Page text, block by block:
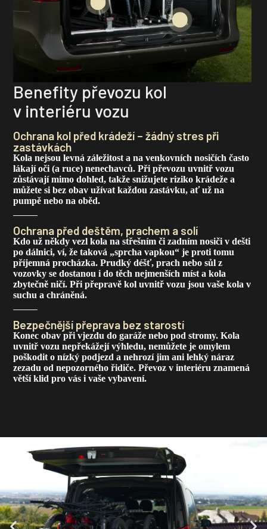
Benefity převozu kol
v interiéru vozu
Ochrana kol před krádeží – žádný stres při
zastávkách
Kola nejsou levná záležitost a na venkovních nosičích často
lákají oči (a ruce) nenechavců. Při převozu uvnitř vozu
zůstávají mimo dohled, takže snižujete riziko krádeže a
můžete si bez obav užívat každou zastávku, ať už na
pumpě nebo na oběd.
Ochrana před deštěm, prachem a solí
Kdo už někdy vezl kola na střešním či zadním nosiči v dešti
po dálnici, ví, že taková „sprcha vapkou“ je proti tomu
příjemná procházka. Prudký déšť, prach nebo sůl z
vozovky se dostanou i do těch nejmenších míst a kola
zbytečně ničí. Při přepravě kol uvnitř vozu jsou vaše kola v
suchu a chráněná.
Bezpečnější přeprava bez starostí
Konec obav při vjezdu do garáže nebo pod stromy. Kola
uvnitř vozu nepřekážejí výhledu, nemůžete je omylem
poškodit o nízký podjezd a nehrozí jim ani lehký náraz
zezadu od nepozorného řidiče. Převoz v interiéru znamená
větší klid pro vás i vaše vybavení.